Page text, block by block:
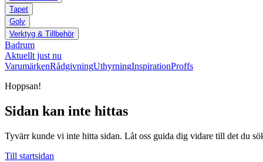
Tapet
Golv
Verktyg & Tillbehör
Badrum
Aktuellt just nu
VarumärkenRådgivningUthyrningInspirationProffs
Hoppsan!
Sidan kan inte hittas
Tyvärr kunde vi inte hitta sidan. Låt oss guida dig vidare till det du
Till startsidan